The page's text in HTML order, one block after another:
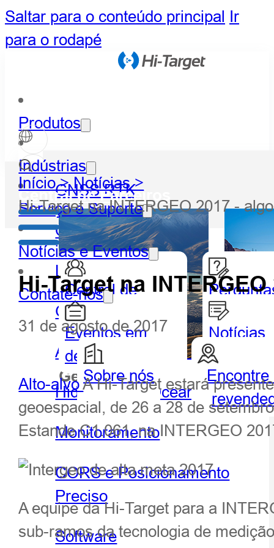
Saltar para o conteúdo principal Ir
para o rodapé
Produtos
GNSS RTK
Óptico
LiDAR
GIS portátil e tablet
Agricultura de precisão
Hidrografia e Oceanografia
Monitoramento
CORS e Posicionamento
Preciso
Software
Indústrias
Geoespacial
Serviço e Suporte
Central de
Parceiros
Notícias e Eventos
Eventos em
destaque
Notícias
Contate-nos
Sobre nós
Encontre
Central de Parceiros
Início >Notícias >
Hi-Target na INTERGEO 2017 -
Hi-Target na
31 de agosto de 2017
Alto-alvoA Hi-Target estará
geoespacial, de 26 a 28 de
Estande C1.061, na INTERGEO
A equipe da Hi-Target para a
sub-ramos da tecnologia de